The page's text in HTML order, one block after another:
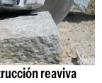
reaviva